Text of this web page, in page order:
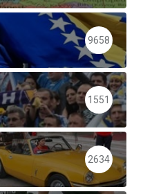
9658
1551
2634